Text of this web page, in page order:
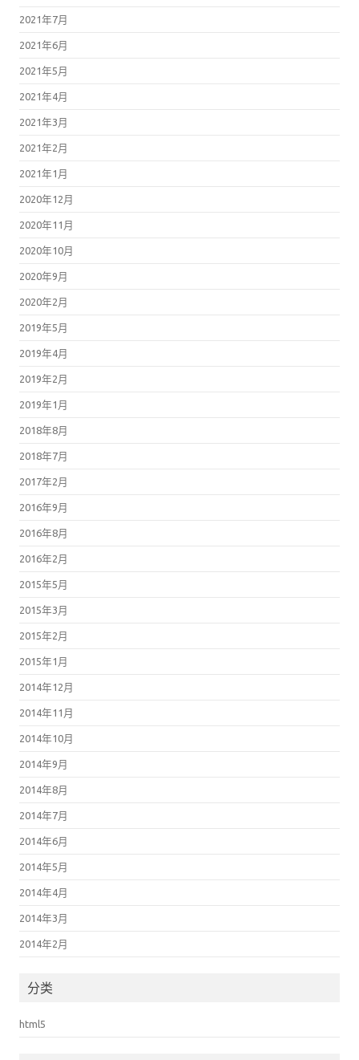
2021年7月
2021年6月
2021年5月
2021年4月
2021年3月
2021年2月
2021年1月
2020年12月
2020年11月
2020年10月
2020年9月
2020年2月
2019年5月
2019年4月
2019年2月
2019年1月
2018年8月
2018年7月
2017年2月
2016年9月
2016年8月
2016年2月
2015年5月
2015年3月
2015年2月
2015年1月
2014年12月
2014年11月
2014年10月
2014年9月
2014年8月
2014年7月
2014年6月
2014年5月
2014年4月
2014年3月
2014年2月
分类
html5